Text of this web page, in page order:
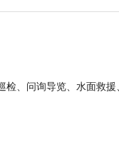
检、问询导览、水面救援